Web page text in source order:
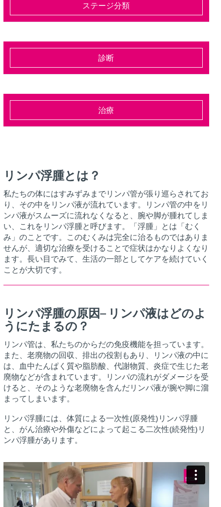
ステージ分類
診断
治療
リンパ浮腫とは？
私たちの体にはすみずみまでリンパ管が張り巡らされてお
り、その中をリンパ液が流れています。リンパ管の中をリ
ンパ液がスムーズに流れなくなると、腕や脚が腫れてしま
い、これをリンパ浮腫と呼びます。「浮腫」とは「むく
み」のことです。このむくみは完全に治るものではありま
せんが、適切な治療を受けることで症状はかなりよくなり
ます。長い目でみて、生活の一部としてケアを続けていく
ことが大切です。
リンパ浮腫の原因– リンパ液はどのよ
うにたまるの？
リンパ管は、私たちのからだの免疫機能を担っています。
また、老廃物の回収、排出の役割もあり、リンパ液の中に
は、血中たんぱく質や脂肪酸、代謝物質、炎症で生じた老
廃物などが含まれています。リンパの流れがダメージを受
けると、そのような老廃物を含んだリンパ液が腕や脚に溜
まってしまいます。
リンパ浮腫には、体質による一次性(原発性)リンパ浮腫
と、がん治療や外傷などによって起こる二次性(続発性)リ
ンパ浮腫があります。